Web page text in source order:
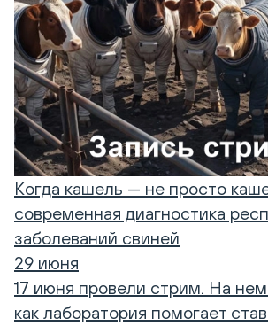
Когда кашель — не просто
современная диагностика
заболеваний свиней
29 июня
17 июня провели стрим. На нем
как лаборатория помогает